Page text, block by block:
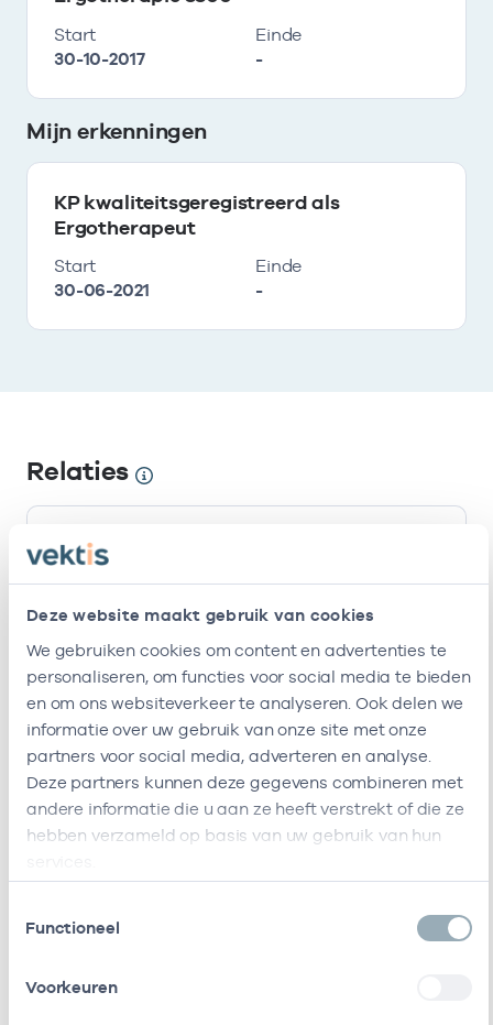
Deze website maakt gebruik van cookies
We gebruiken cookies om content en advertenties te
personaliseren, om functies voor social media te bieden
en om ons websiteverkeer te analyseren. Ook delen we
informatie over uw gebruik van onze site met onze
partners voor social media, adverteren en analyse.
Deze partners kunnen deze gegevens combineren met
andere informatie die u aan ze heeft verstrekt of die ze
hebben verzameld op basis van uw gebruik van hun
Functioneel
Voorkeuren
Start
30-10-2017
Einde
-
Mijn erkenningen
KP kwaliteitsgeregistreerd als
Ergotherapeut
Start
30-06-2021
Einde
-
Relaties
Ik ben werkzaam bij de volgende vestigingen
Viva !
Zorggroep
Heemswijk
Ergotherapie 47471585 20-03-
Ik heb een arbeidsrelatie met
Viva
20-03-2018